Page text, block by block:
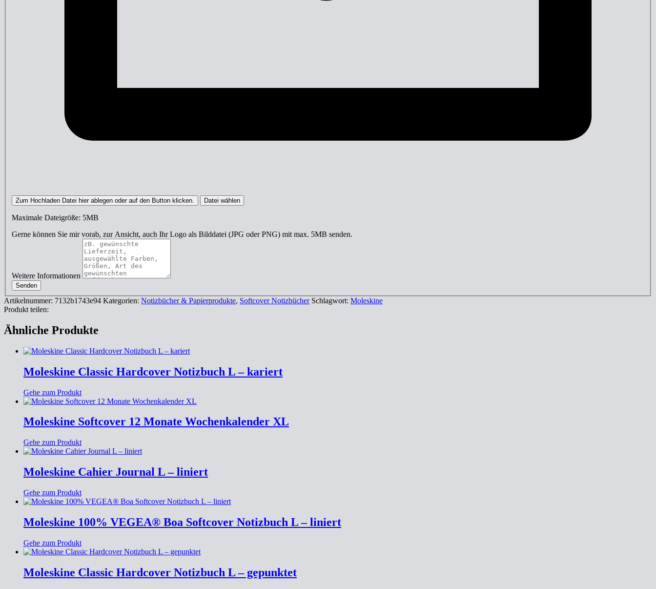
Zum Hochladen Datei hier ablegen oder auf den Button klicken. Datei wählen
Maximale Dateigröße: 5MB
Gerne können Sie mir vorab, zur Ansicht, auch Ihr Logo als Bilddatei (JPG oder PNG) mit max. 5MB senden.
Weitere Informationen
Senden
Artikelnummer: 7132b1743e94 Kategorien: Notizbücher & Papierprodukte, Softcover Notizbücher Schlagwort: Moleskine
Produkt teilen:
Ähnliche Produkte
Moleskine Classic Hardcover Notizbuch L – kariert
Gehe zum Produkt
Moleskine Softcover 12 Monate Wochenkalender XL
Gehe zum Produkt
Moleskine Cahier Journal L – liniert
Gehe zum Produkt
Moleskine 100% VEGEA® Boa Softcover Notizbuch L – liniert
Gehe zum Produkt
Moleskine Classic Hardcover Notizbuch L – gepunktet